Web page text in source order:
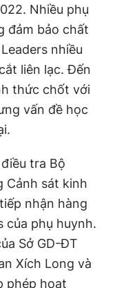
Nhiều phụ
đảm bảo chất
nhiều
liên lạc. Đến
thức chốt với
vấn đề học
tra Bộ
Cảnh sát kinh
nhận hàng
của phụ huynh.
Sở GD-ĐT
Xích Long và
phép hoạt